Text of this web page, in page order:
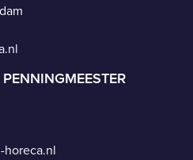
horeca.nl